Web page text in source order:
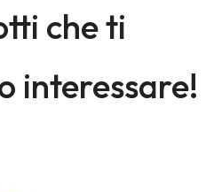
che ti
interessare!